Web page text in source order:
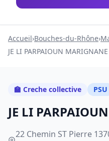
Accueil›Bouches-du-Rhône›
JE LI PARPAIOUN MARIGNANE
🏫 Creche collective PSU
JE LI
22 Chemin ST Pierre